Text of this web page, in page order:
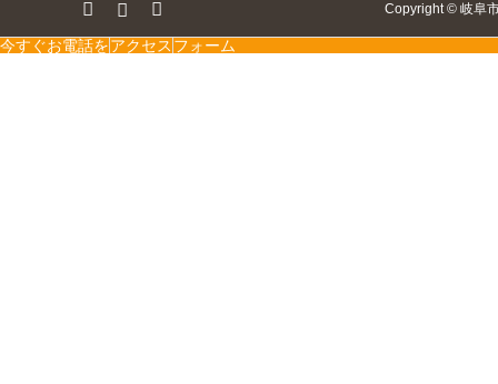
Copyright© 岐阜
今すぐお電話をアクセス フォーム